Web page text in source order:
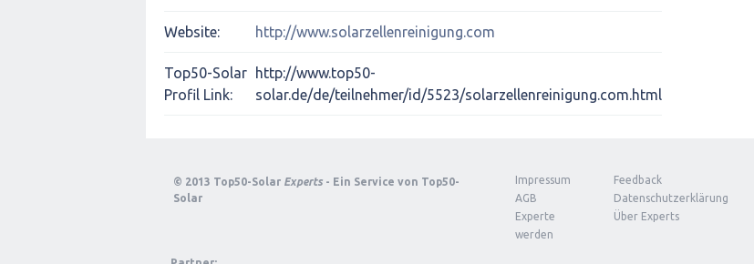
Website: http://www.solarzellenreinigung.com
Top50-Solar
Profil Link:
http://www.top50-
solar.de/de/teilnehmer/id/5523/solarzellenreinigung.com.html
© 2013 Top50-Solar Experts - Ein Service von Top50-
Solar
Impressum
Feedback
AGB
Datenschutzerklärung
Experte
werden
Über Experts